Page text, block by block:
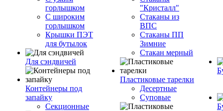
горлышком
С широким
горлышком
Крышки ПЭТ
для бутылок
Для сэндвичей
Контейнеры под
запайку
Секционные
"Кристалл"
Стаканы из
ВПС
Стаканы ПП
Зимние
Стакан мерный
Пластиковые тарелки
Десертные
Суповые